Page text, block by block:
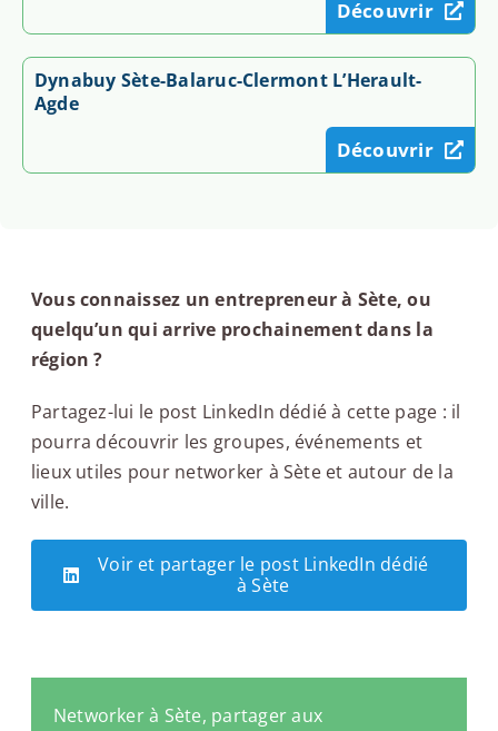
Découvrir
Dynabuy Sète-Balaruc-Clermont L’Herault-
Agde
Découvrir
Vous connaissez un entrepreneur à Sète, ou
quelqu’un qui arrive prochainement dans la
région ?
Partagez-lui le post LinkedIn dédié à cette page : il
pourra découvrir les groupes, événements et
lieux utiles pour networker à Sète et autour de la
ville.
Voir et partager le post LinkedIn dédié
à Sète
Networker à Sète, partager aux